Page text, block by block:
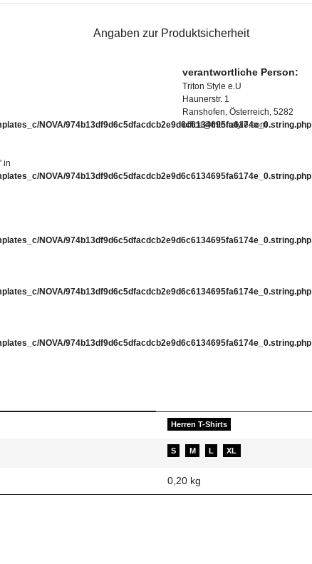
Angaben zur Produktsicherheit
NOVA/974b13df9d6c5dfacdcb2e9d6c6134695fa6174e_0.string.php
in
NOVA/974b13df9d6c5dfacdcb2e9d6c6134695fa6174e_0.string.php
NOVA/974b13df9d6c5dfacdcb2e9d6c6134695fa6174e_0.string.php
NOVA/974b13df9d6c5dfacdcb2e9d6c6134695fa6174e_0.string.php
NOVA/974b13df9d6c5dfacdcb2e9d6c6134695fa6174e_0.string.php
verantwortliche Person:
Triton Style e.U
Haunerstr. 1
Ranshofen, Österreich, 5282
office@tritonstyle.com
Herren T-Shirts
S M L XL
0,20 kg